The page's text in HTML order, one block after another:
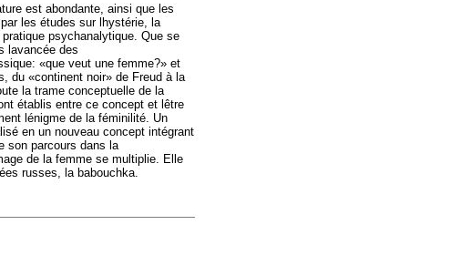
est abondante, ainsi que les
les études sur lhystérie, la
psychanalytique. Que se
lavancée des
«que veut une femme?» et
du «continent noir» de Freud à la
la trame conceptuelle de la
établis entre ce concept et lêtre
lénigme de la féminilité. Un
en un nouveau concept intégrant
son parcours dans la
de la femme se multiplie. Elle
russes, la babouchka.